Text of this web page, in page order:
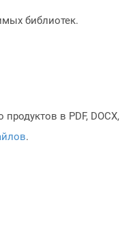
библиотек.
в PDF, DOCX,
.